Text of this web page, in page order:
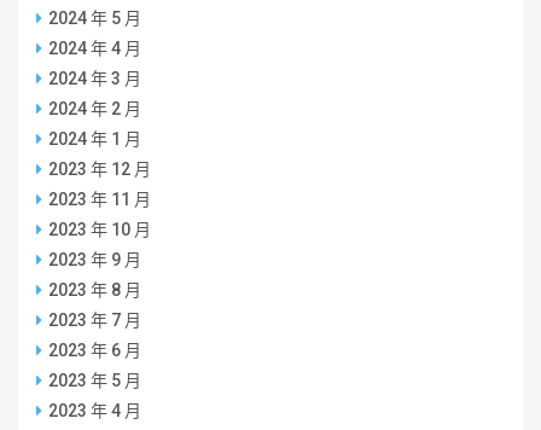
2024 年 5 月
2024 年 4 月
2024 年 3 月
2024 年 2 月
2024 年 1 月
2023 年 12 月
2023 年 11 月
2023 年 10 月
2023 年 9 月
2023 年 8 月
2023 年 7 月
2023 年 6 月
2023 年 5 月
2023 年 4 月